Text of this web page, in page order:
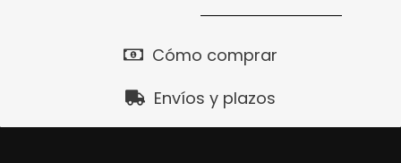
Cómo comprar
Envíos y plazos